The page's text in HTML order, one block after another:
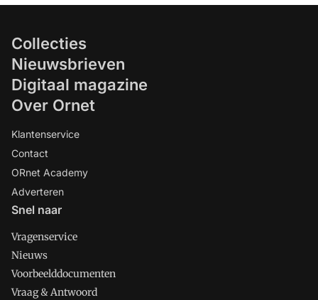
Collecties
Nieuwsbrieven
Digitaal magazine
Over Ornet
Klantenservice
Contact
ORnet Academy
Adverteren
Snel naar
Vragenservice
Nieuws
Voorbeelddocumenten
Vraag & Antwoord